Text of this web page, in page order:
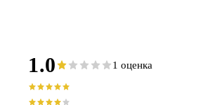
1.0 1 оценка